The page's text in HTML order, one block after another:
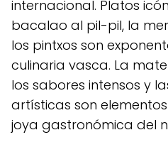
internacional. Platos
bacalao al pil-pil, la
los pintxos son
culinaria vasca. La
los sabores intensos y
artísticas son
joya gastronómica del